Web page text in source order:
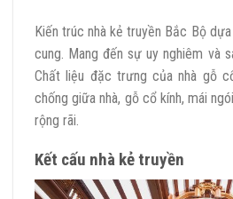
Kiến trúc nhà kẻ truyền Bắc Bộ
cung. Mang đến sự uy nghiêm và
Chất liệu đặc trưng của nhà gỗ
chống giữa nhà, gỗ cổ kính, mái
rộng rãi.
Kết cấu nhà kẻ truyền